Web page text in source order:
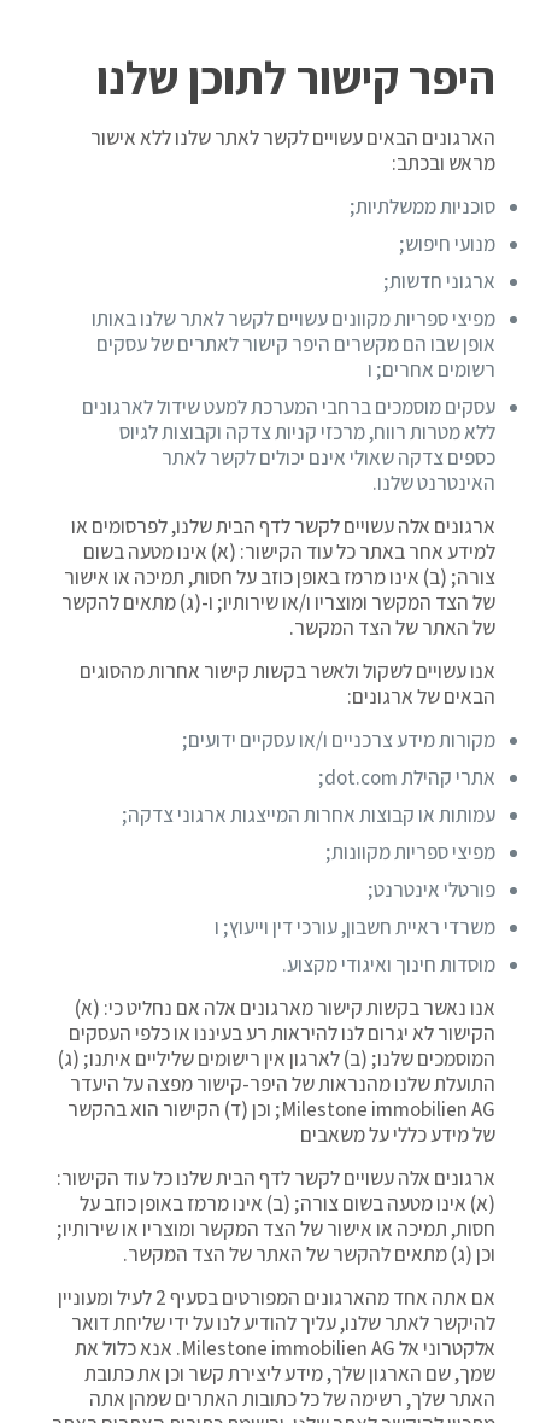
היפר קישור לתוכן שלנו
הארגונים הבאים עשויים לקשר לאתר שלנו ללא אישור
מראש ובכתב:
סוכניות ממשלתיות;
מנועי חיפוש;
ארגוני חדשות;
מפיצי ספריות מקוונים עשויים לקשר לאתר שלנו באותו
אופן שבו הם מקשרים היפר קישור לאתרים של עסקים
רשומים אחרים; ו
עסקים מוסמכים ברחבי המערכת למעט שידול לארגונים
ללא מטרות רווח, מרכזי קניות צדקה וקבוצות לגיוס
כספים צדקה שאולי אינם יכולים לקשר לאתר
האינטרנט שלנו.
ארגונים אלה עשויים לקשר לדף הבית שלנו, לפרסומים או
למידע אחר באתר כל עוד הקישור: (א) אינו מטעה בשום
צורה; (ב) אינו מרמז באופן כוזב על חסות, תמיכה או אישור
של הצד המקשר ומוצריו ו/או שירותיו; ו-(ג) מתאים להקשר
של האתר של הצד המקשר.
אנו עשויים לשקול ולאשר בקשות קישור אחרות מהסוגים
הבאים של ארגונים:
מקורות מידע צרכניים ו/או עסקיים ידועים;
אתרי קהילת dot.com;
עמותות או קבוצות אחרות המייצגות ארגוני צדקה;
מפיצי ספריות מקוונות;
פורטלי אינטרנט;
משרדי ראיית חשבון, עורכי דין וייעוץ; ו
מוסדות חינוך ואיגודי מקצוע.
אנו נאשר בקשות קישור מארגונים אלה אם נחליט כי: (א)
הקישור לא יגרום לנו להיראות רע בעיננו או כלפי העסקים
המוסמכים שלנו; (ב) לארגון אין רישומים שליליים איתנו; (ג)
התועלת שלנו מהנראות של היפר-קישור מפצה על היעדר
Milestone immobilien AG; וכן (ד) הקישור הוא בהקשר
של מידע כללי על משאבים
ארגונים אלה עשויים לקשר לדף הבית שלנו כל עוד הקישור:
(א) אינו מטעה בשום צורה; (ב) אינו מרמז באופן כוזב על
חסות, תמיכה או אישור של הצד המקשר ומוצריו או שירותיו;
וכן (ג) מתאים להקשר של האתר של הצד המקשר.
אם אתה אחד מהארגונים המפורטים בסעיף 2 לעיל ומעוניין
להיקשר לאתר שלנו, עליך להודיע לנו על ידי שליחת דואר
אלקטרוני אל Milestone immobilien AG. אנא כלול את
שמך, שם הארגון שלך, מידע ליצירת קשר וכן את כתובת
האתר שלך, רשימה של כל כתובות האתרים שמהן אתה